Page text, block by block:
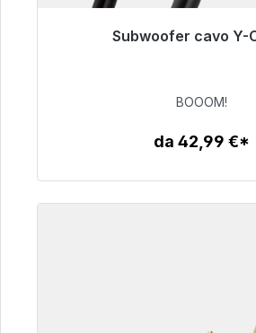
Subwoofer cavo Y-
Pronto per la spedizione
53,49 €
BOOOM!
da 42,99 €*